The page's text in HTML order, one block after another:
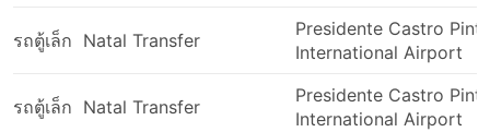
ก็สามารถพาคุณไปยังจุดที่สะดวกกว่าได้ คุณไม่จำเป็น
ต้องไปที่สถานี เพียงแค่ถามคนขับรถของคุณ โปรด
ทราบว่าอาจเป็นไปไม่ได้เสมอไป แต่ในหลายกรณี พวก
เขาจะร่วมมือกัน มันสามารถช่วยคุณประหยัดทั้งเวลา
และเงินที่คุณอาจต้องใช้เวลาในการออกจากสถานีด้วย
รถตู้เล็ก Natal Transfer
Presidente Castro
International Airport
รถตู้เล็ก Natal Transfer
Presidente Castro
International Airport